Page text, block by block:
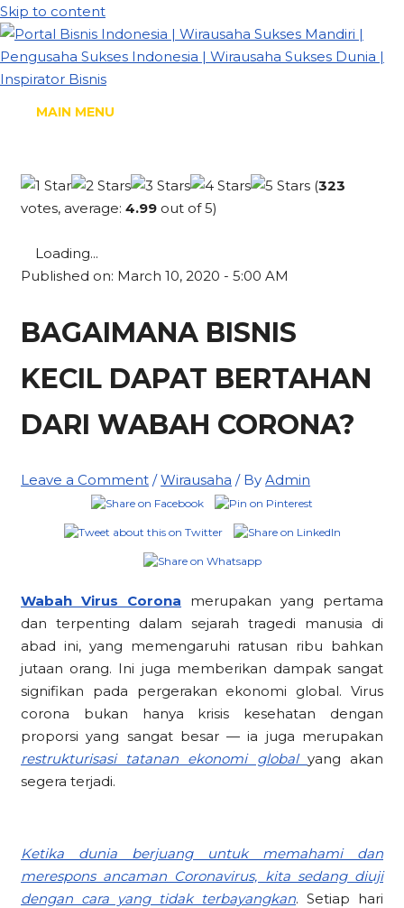
Skip to content
MAIN MENU
(323
votes, average:4.99 out of 5)
Loading...
Published on: March 10, 2020 - 5:00 AM
BAGAIMANA BISNIS
KECIL DAPAT BERTAHAN
DARI WABAH CORONA?
Leave a Comment /Wirausaha / ByAdmin
Wabah Virus Corona merupakan yang pertama
dan terpenting dalam sejarah tragedi manusia di
abad ini, yang memengaruhi ratusan ribu bahkan
jutaan orang. Ini juga memberikan dampak sangat
signifikan pada pergerakan ekonomi global. Virus
corona bukan hanya krisis kesehatan dengan
proporsi yang sangat besar — ia juga merupakan
restrukturisasi tatanan ekonomi global yang akan
segera terjadi.
Ketika dunia berjuang untuk memahami dan
merespons ancaman Coronavirus, kita sedang diuji
dengan cara yang tidak terbayangkan. Setiap hari